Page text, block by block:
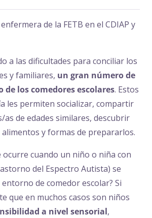
de la FETB en el CDIAP y
a las dificultades para conciliar los
y familiares, un gran número de
de los comedores escolares. Estos
les permiten socializar, compartir
as de edades similares, descubrir
y formas de prepararlos.
ocurre cuando un niño o niña con
del Espectro Autista) se
de comedor escolar? Si
que en muchos casos son niños
a nivel sensorial,